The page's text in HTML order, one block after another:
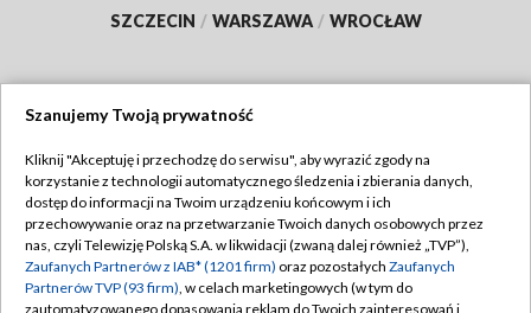
SZCZECIN / WARSZAWA / WROCŁAW
TVP
Abonament TVP
Emisja w TVP
Centrum informacji TVP
Regulamin TVP
Polityka prywatności
Moje zgody
Szanujemy Twoją prywatność
Kliknij "Akceptuję i przechodzę do serwisu", aby wyrazić zgody na
korzystanie z technologii automatycznego śledzenia i zbierania danych,
dostęp do informacji na Twoim urządzeniu końcowym i ich
przechowywanie oraz na przetwarzanie Twoich danych osobowych przez
nas, czyli Telewizję Polską S.A. w likwidacji (zwaną dalej również „TVP”),
Zaufanych Partnerów z IAB* (1201 firm) oraz pozostałych Zaufanych
Partnerów TVP (93 firm), w celach marketingowych (w tym do
zautomatyzowanego dopasowania reklam do Twoich zainteresowań i